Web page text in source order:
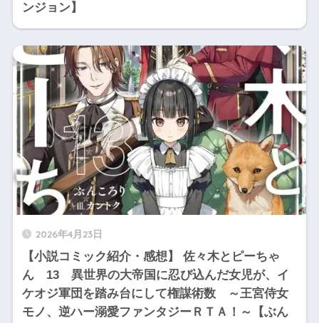
ンジョン】
2026年4月23日
【小説コミック紹介・感想】 佐々木とピーちゃ
ん 13 異世界の大帝国に忍び込んだ女児が、イ
ケオジ軍団を踏み台にして権謀術数 ～王宮侍女
モノ、逆ハー溺愛ファンタジーＲＴＡ！～【ぶん